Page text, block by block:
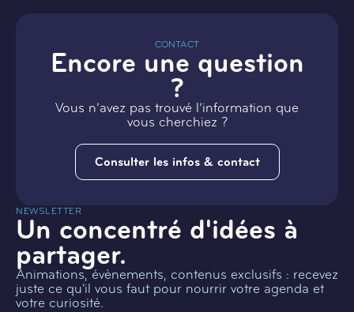
CONTACT
Encore une question
?
Vous n’avez pas trouvé l’information que
vous cherchiez ?
Consulter les infos & contact
NEWSLETTER
Un concentré d'idées à
partager.
Animations, évènements, contenus exclusifs : recevez
juste ce qu'il vous faut pour nourrir votre agenda et
votre curiosité.